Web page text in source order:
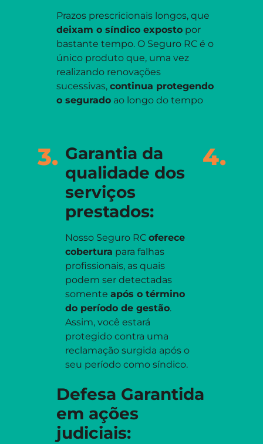
Prazos prescricionais longos, que
deixam o síndico exposto por
bastante tempo. O Seguro RC é o
único produto que, uma vez
realizando renovações
sucessivas, continua protegendo
o segurado ao longo do tempo
3. Garantia da
qualidade dos
serviços
prestados:
Nosso Seguro RC oferece
cobertura para falhas
profissionais, as quais
podem ser detectadas
somente após o término
do período de gestão.
Assim, você estará
protegido contra uma
reclamação surgida após o
seu período como síndico.
4.
Defesa Garantida
em ações
judiciais: